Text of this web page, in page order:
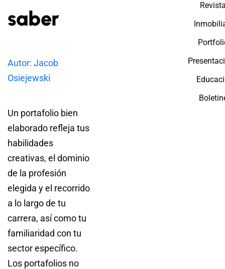
saber
Autor: Jacob
Osiejewski
Un portafolio bien
elaborado refleja tus
habilidades
creativas, el dominio
de la profesión
elegida y el recorrido
a lo largo de tu
carrera, así como tu
familiaridad con tu
sector específico.
Los portafolios no